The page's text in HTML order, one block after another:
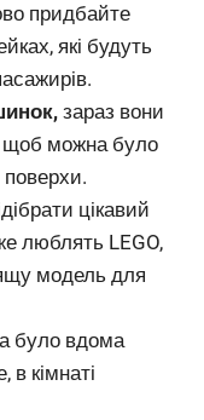
придбайте
які будуть
зараз вони
щоб можна було
поверхи.
цікавий
люблять LEGO,
модель для
було вдома
в кімнаті